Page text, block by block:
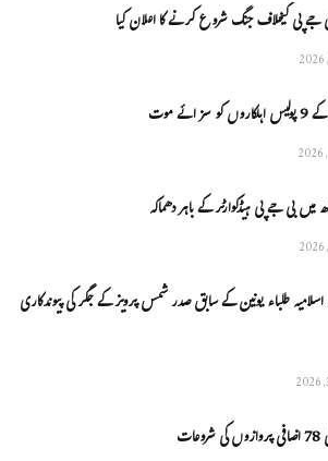
جے پی کیخلاف جنگ شروع کرنے کا اعلان کیا
موت
بی جے پی ہیڈکوارٹر کے باہر دھماکہ
اسلامیہ طلباء یونین کے سابق صدر شمس پرویز کے جگر کی پیوندکاری